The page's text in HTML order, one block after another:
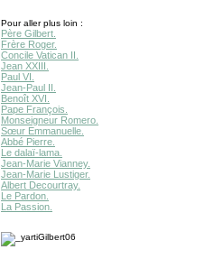
Pour aller plus loin :
Père Gilbert.
Frère Roger.
Concile Vatican II.
Jean XXIII.
Paul VI.
Jean-Paul II.
Benoît XVI.
Pape François.
Monseigneur Romero.
Sœur Emmanuelle.
Abbé Pierre.
Le dalaï-lama.
Jean-Marie Vianney.
Jean-Marie Lustiger.
Albert Decourtray.
Le Pardon.
La Passion.